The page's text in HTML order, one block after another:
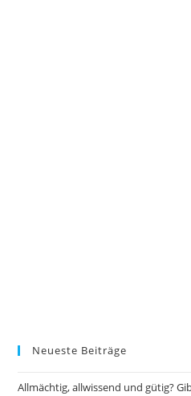
Neueste Beiträge
Allmächtig, allwissend und gütig?